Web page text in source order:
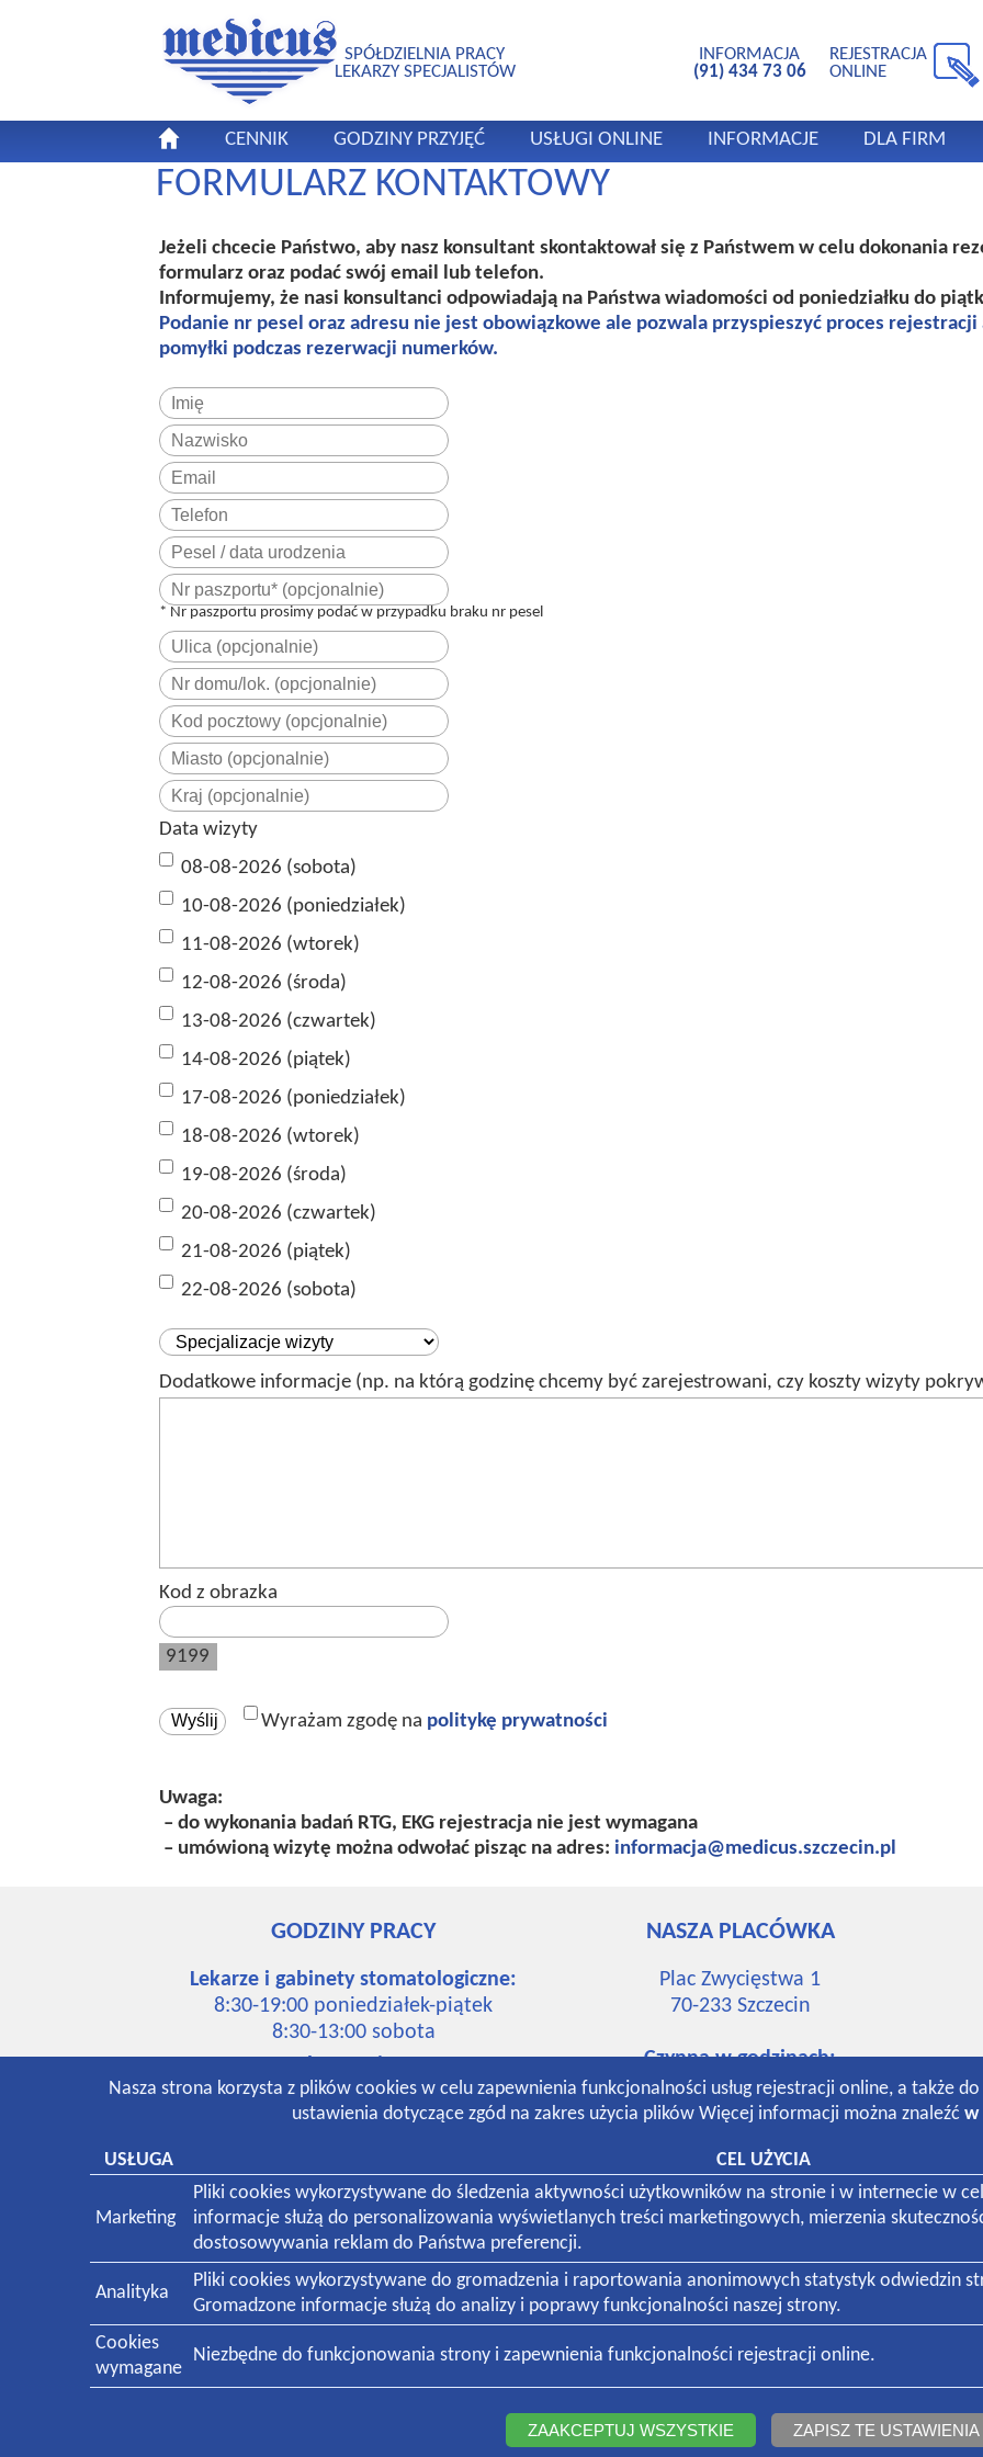
SPÓŁDZIELNIA PRACY
LEKARZY SPECJALISTÓW
INFORMACJA
(91) 434 73 06
REJESTRACJA
ONLINE
CENNIK GODZINY PRZYJĘĆ USŁUGI ONLINE INFORMACJE DLA FIRM
FORMULARZ KONTAKTOWY
Jeżeli chcecie Państwo, aby nasz konsultant skontaktował się z Państwem w celu dokonania
formularz oraz podać swój email lub telefon.
Informujemy, że nasi konsultanci odpowiadają na Państwa wiadomości od poniedziałku do
Podanie nr pesel oraz adresu nie jest obowiązkowe ale pozwala przyspieszyć proces
pomyłki podczas rezerwacji numerków.
* Nr paszportu prosimy podać w przypadku braku nr pesel
Data wizyty
08-08-2026 (sobota)
10-08-2026 (poniedziałek)
11-08-2026 (wtorek)
12-08-2026 (środa)
13-08-2026 (czwartek)
14-08-2026 (piątek)
17-08-2026 (poniedziałek)
18-08-2026 (wtorek)
19-08-2026 (środa)
20-08-2026 (czwartek)
21-08-2026 (piątek)
22-08-2026 (sobota)
Dodatkowe informacje (np. na którą godzinę chcemy być zarejestrowani, czy koszty wizyty
Kod z obrazka
9199
Wyrażam zgodę na politykę prywatności
Uwaga:
– do wykonania badań RTG, EKG rejestracja nie jest wymagana
– umówioną wizytę można odwołać pisząc na adres: informacja@medicus.szczecin.pl
GODZINY PRACY
Lekarze i gabinety stomatologiczne:
8:30-19:00 poniedziałek-piątek
8:30-13:00 sobota
7:00-16:00 poniedziałek-piątek
8:30-12:30 sobota
8:00-18:30 poniedziałek-piątek
8:30-13:00 sobota
NASZA PLACÓWKA
Plac Zwycięstwa 1
70-233 Szczecin
Czynna w godzinach:
7:30-19:00 poniedziałek-piątek
8:30-13:00 sobota
Świadczymy usługi medyczne dla pacjentów firm:
Nasza strona korzysta z plików cookies w celu zapewnienia funkcjonalności usług rejestracji online, a także
ustawienia dotyczące zgód na zakres użycia plików Więcej informacji można znaleźć w
USŁUGA CEL UŻYCIA
Marketing
Pliki cookies wykorzystywane do śledzenia aktywności użytkowników na stronie i w internecie w
informacje służą do personalizowania wyświetlanych treści marketingowych, mierzenia
dostosowywania reklam do Państwa preferencji.
Analityka
Pliki cookies wykorzystywane do gromadzenia i raportowania anonimowych statystyk odwiedzin
Gromadzone informacje służą do analizy i poprawy funkcjonalności naszej strony.
Cookies
wymagane
Niezbędne do funkcjonowania strony i zapewnienia funkcjonalności rejestracji online.
ZAAKCEPTUJ WSZYSTKIE ZAPISZ TE USTAWIENIA